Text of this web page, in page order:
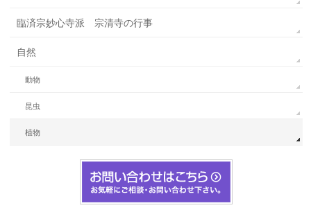
臨済宗妙心寺派 宗清寺の行事
自然
動物
昆虫
植物